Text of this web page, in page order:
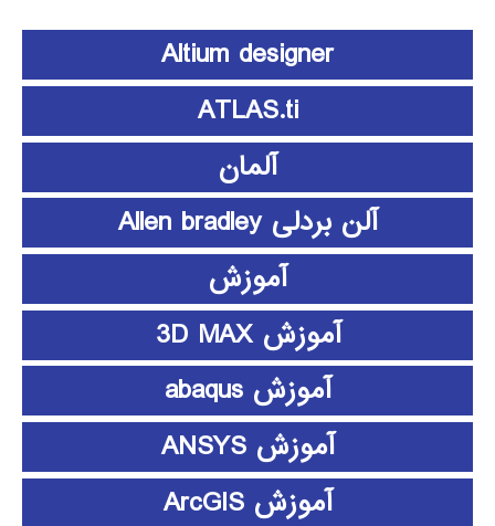
Altium designer
ATLAS.ti
آلمان
آلن بردلی Allen bradley
آموزش
آموزش 3D MAX
آموزش abaqus
آموزش ANSYS
آموزش ArcGIS